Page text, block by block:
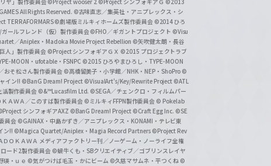
ヤ」製作委員会©Project wooser 2 ©Project シンフォギアＧ ©2013
All Rights Reserved. ©古味直志／集英社・アニプレックス・シ
TERRAFORMARS©劇場版ミルキィホームズ製作委員会 ©2014 ひろ
ールフレンド（仮）製作委員会©FHO／ギガントプロジェクト ©Visu
／Aniplex・Madoka Movie Project Rebellion ©矢吹健太朗・長谷
人」製作委員会 ©Project シンフォギアＧＸ ©2015 プロジェクトラブ
MOON・ufotable・FSNPC ©2015 ひろやまひろし・TYPE-MOON
おそ松さん製作委員会 ©高橋留美子・小学館／NHK・NEP・ShoPro ©
イン!! ©BanG Dream! Project ©VisualArt's/Key/Rewrite Project ©ATL
活製作委員会 ©&™Lucasfilm Ltd. ©SEGA／チェンクロ・フィルムパー
ＡＷＡ／このすば製作委員会 ©ミルキィFFPN製作委員会 © Pokelab
シンフォギアAXZ ©BanG Dream! Project ©Craft Egg Inc. ©SE
員会 ©GAINAX・中島かずき／アニプレックス・KONAMI・テレビ東
ン!! ©Magica Quartet/Aniplex・Magia Record Partners ©Project Rev
ＯＫＡＷＡ メディアファクトリー刊／ノーゲーム・ノーライフ全権
ード2製作委員会 ©蝸牛くも・SBクリエイティブ／ゴブリンスレイヤ
瑛・ｕｅ ©気がつけば毛玉・かにビーム ©久慈マサムネ・平つくね ©